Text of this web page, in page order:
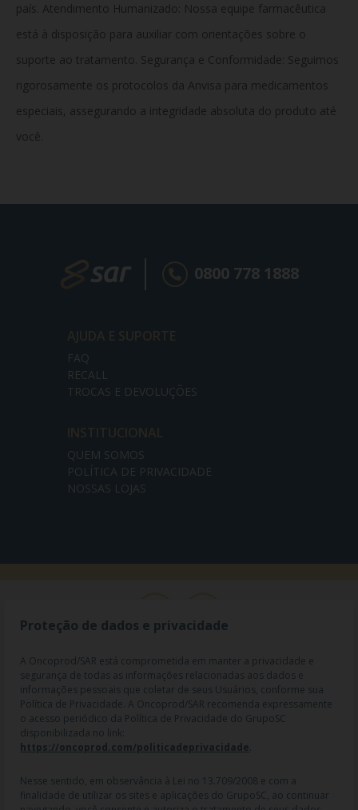
país. Atendimento Humanizado: Nossa equipe farmacêutica
está à disposição para auxiliar com orientações sobre o
suporte ao tratamento. Segurança e Conformidade: Seguimos
rigorosamente os protocolos da Anvisa para medicamentos
especiais, assegurando a integridade absoluta do produto até
você.
0800 778 1888
AJUDA E SUPORTE
FAQ
RECALL
TROCAS E DEVOLUÇÕES
INSTITUCIONAL
QUEM SOMOS
POLÍTICA DE PRIVACIDADE
NOSSAS LOJAS
RAZÃO SOCIAL: ONCO PROD DIST. DE PROD. HOSP. E ONCOL. LTDA |
04.307.650/0019-64 | IE: 119.242.793.110 | Endereço R: Olimpíadas, nº
100 2º andar CJ 21 22 - Vila Olímpia - SP | Cep: 04551-000 |
Proteção de dados e privacidade
A Oncoprod/SAR está comprometida em manter a privacidade e
segurança de todas as informações relacionadas aos dados e
informações pessoais que coletar de seus Usuários, conforme sua
Política de Privacidade. A Oncoprod/SAR recomenda expressamente
o acesso periódico da Política de Privacidade do GrupoSC
disponibilizada no link:
https://oncoprod.com/politicadeprivacidade
Nesse sentido, em observância à Lei no 13.709/2008 e com a
finalidade de utilizar os sites e aplicações do GrupoSC, ao continuar